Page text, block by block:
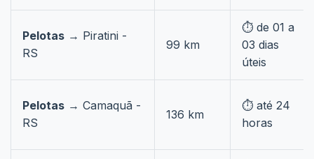
Pelotas → Piratini -
RS
99 km
⏱️ de 01 a
03 dias
úteis
Pelotas → Camaquã -
RS
136 km
⏱️ até 24
horas